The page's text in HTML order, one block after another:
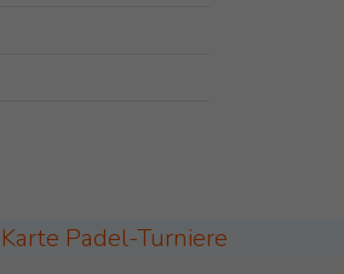
Karte Padel-Turniere